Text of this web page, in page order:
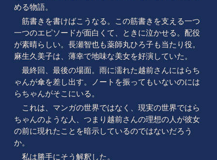
める物語。
筋書きを書けばこうなる。この筋書きを支える一つ
一つのエピソードが面白くて、ときに泣かせる。配役
が素晴らしい。長瀬智也も薬師丸ひろ子も当たり役。
麻生久美子は、薄幸で地味な美女を好演していた。
最終回、最後の場面。雨に濡れた越前さんにはらち
ゃんが傘を差し出す。ノートを振ってもいないのには
らちゃんがそこにいる。
これは、マンガの世界ではなく、現実の世界ではら
ちゃんのような人、つまり越前さんの理想の人が彼女
の前に現れたことを暗示しているのではないだろう
か。
私は勝手にそう解釈した。